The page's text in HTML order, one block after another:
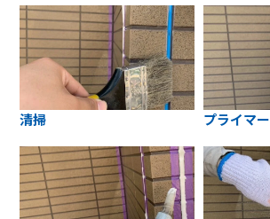
清掃 プライマー